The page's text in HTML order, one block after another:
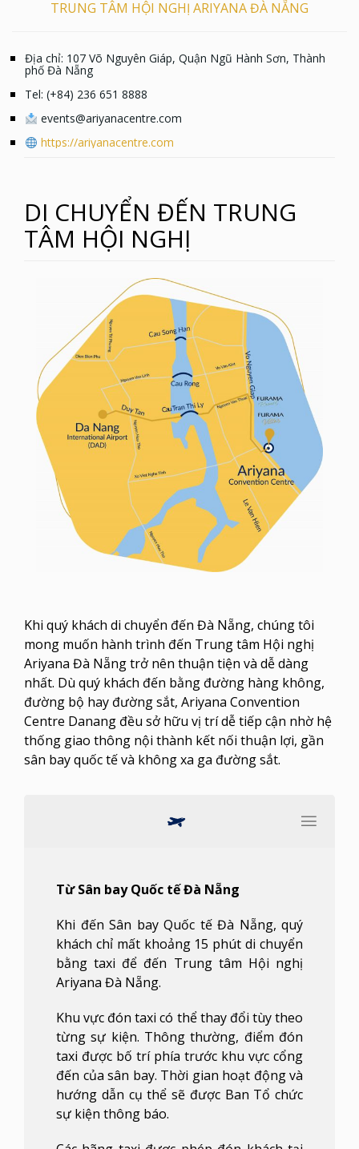
TRUNG TÂM HỘI NGHỊ ARIYANA ĐÀ NẴNG
Địa chỉ: 107 Võ Nguyên Giáp, Quận Ngũ Hành Sơn, Thành
phố Đà Nẵng
Tel: (+84) 236 651 8888
events@ariyanacentre.com
https://ariyanacentre.com
DI CHUYỂN ĐẾN TRUNG
TÂM HỘI NGHỊ
Khi quý khách di chuyển đến Đà Nẵng, chúng tôi
mong muốn hành trình đến Trung tâm Hội nghị
Ariyana Đà Nẵng trở nên thuận tiện và dễ dàng
nhất. Dù quý khách đến bằng đường hàng không,
đường bộ hay đường sắt, Ariyana Convention
Centre Danang đều sở hữu vị trí dễ tiếp cận nhờ hệ
thống giao thông nội thành kết nối thuận lợi, gần
sân bay quốc tế và không xa ga đường sắt.
Từ Sân bay Quốc tế Đà Nẵng
Khi đến Sân bay Quốc tế Đà Nẵng, quý
khách chỉ mất khoảng 15 phút di chuyển
bằng taxi để đến Trung tâm Hội nghị
Ariyana Đà Nẵng.
Khu vực đón taxi có thể thay đổi tùy theo
từng sự kiện. Thông thường, điểm đón
taxi được bố trí phía trước khu vực cổng
đến của sân bay. Thời gian hoạt động và
hướng dẫn cụ thể sẽ được Ban Tổ chức
sự kiện thông báo.